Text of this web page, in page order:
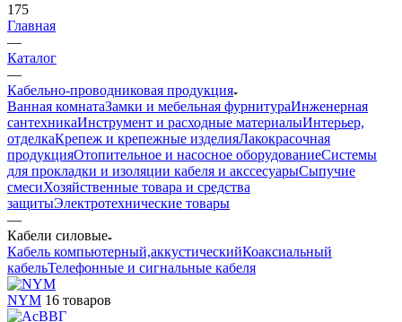
175
Главная
—
Каталог
—
Кабельно-проводниковая продукция
Ванная комнатаЗамки и мебельная фурнитураИнженерная
сантехникаИнструмент и расходные материалыИнтерьер,
отделкаКрепеж и крепежные изделияЛакокрасочная
продукцияОтопительное и насосное оборудованиеСистемы
для прокладки и изоляции кабеля и акссесуарыСыпучие
смесиХозяйственные товара и средства
защитыЭлектротехнические товары
—
Кабели силовые
Кабель компьютерный,аккустическийКоаксиальный
кабельТелефонные и сигнальные кабеля
NYM 16 товаров